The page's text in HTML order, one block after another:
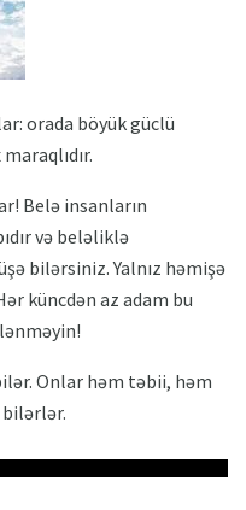
orada böyük güclü
Belə insanların
və beləliklə
bilərsiniz. Yalnız həmişə
küncdən az adam bu
Onlar həm təbii, həm
bilərlər.